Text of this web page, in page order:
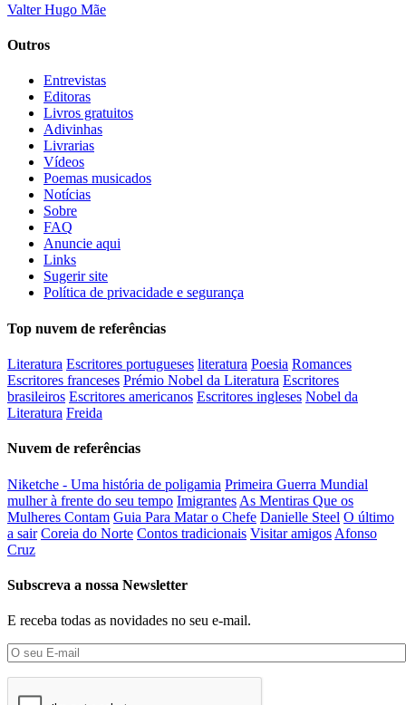
Valter Hugo Mãe
Outros
Entrevistas
Editoras
Livros gratuitos
Adivinhas
Livrarias
Vídeos
Poemas musicados
Notícias
Sobre
FAQ
Anuncie aqui
Links
Sugerir site
Política de privacidade e segurança
Top nuvem de referências
Literatura Escritores portugueses literatura Poesia Romances
Escritores franceses Prémio Nobel da Literatura Escritores
brasileiros Escritores americanos Escritores ingleses Nobel da
Literatura Freida
Nuvem de referências
Niketche - Uma história de poligamia Primeira Guerra Mundial
mulher à frente do seu tempo Imigrantes As Mentiras Que os
Mulheres Contam Guia Para Matar o Chefe Danielle Steel O último
a sair Coreia do Norte Contos tradicionais Visitar amigos Afonso
Cruz
Subscreva a nossa Newsletter
E receba todas as novidades no seu e-mail.